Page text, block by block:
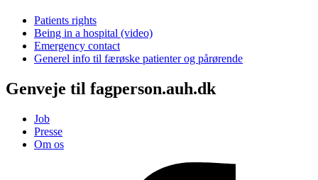
Patients rights
Being in a hospital (video)
Emergency contact
Generel info til færøske patienter og pårørende
Genveje til fagperson.auh.dk
Job
Presse
Om os